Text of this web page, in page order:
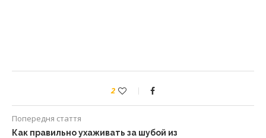
2
Попередня стаття
Как правильно ухаживать за шубой из